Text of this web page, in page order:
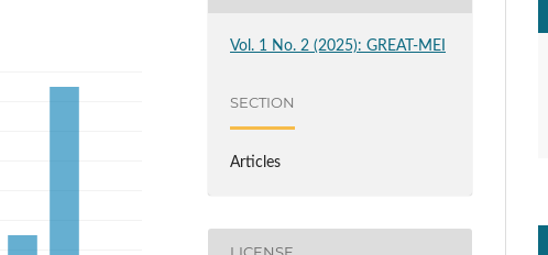
Vol. 1 No. 2 (2025): GREAT-MEI
SECTION
Articles